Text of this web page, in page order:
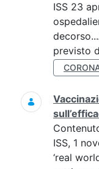
ISS 23
previsto
ISS, 1
‘real